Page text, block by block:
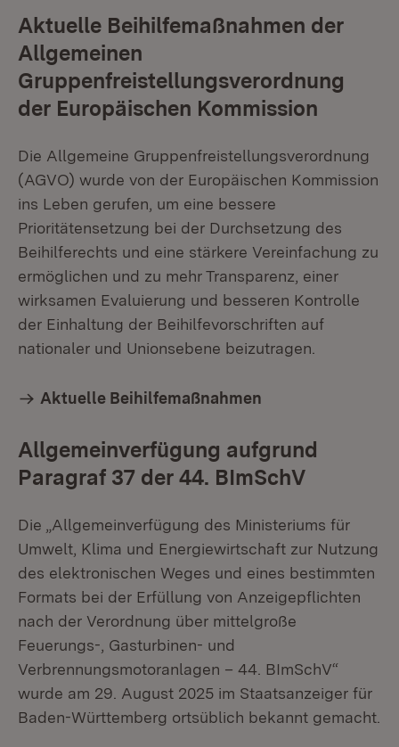
Aktuelle Beihilfemaßnahmen der
Allgemeinen
Gruppenfreistellungsverordnung
der Europäischen Kommission
Die Allgemeine Gruppenfreistellungsverordnung
(AGVO) wurde von der Europäischen Kommission
ins Leben gerufen, um eine bessere
Prioritätensetzung bei der Durchsetzung des
Beihilferechts und eine stärkere Vereinfachung zu
ermöglichen und zu mehr Transparenz, einer
wirksamen Evaluierung und besseren Kontrolle
der Einhaltung der Beihilfevorschriften auf
nationaler und Unionsebene beizutragen.
Aktuelle Beihilfemaßnahmen
Allgemeinverfügung aufgrund
Paragraf 37 der 44. BImSchV
Die „Allgemeinverfügung des Ministeriums für
Umwelt, Klima und Energiewirtschaft zur Nutzung
des elektronischen Weges und eines bestimmten
Formats bei der Erfüllung von Anzeigepflichten
nach der Verordnung über mittelgroße
Feuerungs-, Gasturbinen- und
Verbrennungsmotoranlagen – 44. BImSchV“
wurde am 29. August 2025 im Staatsanzeiger für
Baden-Württemberg ortsüblich bekannt gemacht.